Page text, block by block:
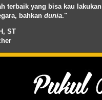
terbaik yang bisa kau lakukan
, bahkan dunia."
ST